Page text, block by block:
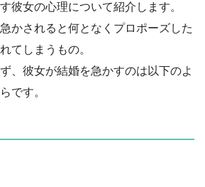
彼女の心理について紹介します。
かされると何となくプロポーズした
てしまうもの。
、彼女が結婚を急かすのは以下のよ
です。